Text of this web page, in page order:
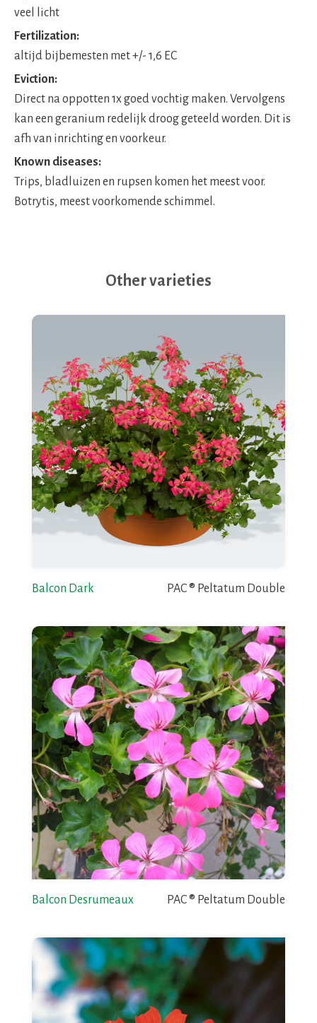
veel licht
Fertilization:
altijd bijbemesten met +/- 1,6 EC
Eviction:
Direct na oppotten 1x goed vochtig maken. Vervolgens
kan een geranium redelijk droog geteeld worden. Dit is
afh van inrichting en voorkeur.
Known diseases:
Trips, bladluizen en rupsen komen het meest voor.
Botrytis, meest voorkomende schimmel.
Other varieties
Balcon Dark PAC ® Peltatum Double
Balcon Desrumeaux PAC ® Peltatum Double